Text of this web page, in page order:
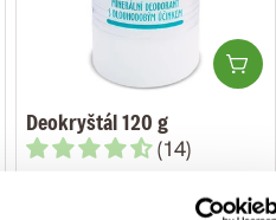
do košíka
Deokryštál 120 g
(14)